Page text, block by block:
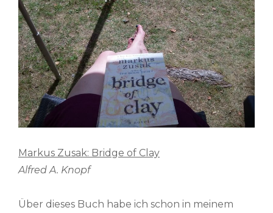
Markus Zusak: Bridge of Clay
Alfred A. Knopf
Über dieses Buch habe ich schon in meinem